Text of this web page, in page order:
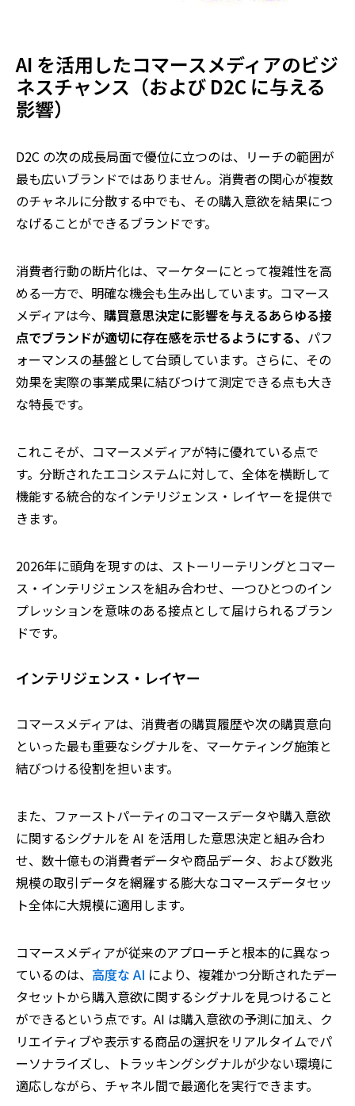
AI を活用したコマースメディアのビジ
ネスチャンス（および D2C に与える
影響）
D2C の次の成長局面で優位に立つのは、リーチの範囲が
最も広いブランドではありません。消費者の関心が複数
のチャネルに分散する中でも、その購入意欲を結果につ
なげることができるブランドです。
消費者行動の断片化は、マーケターにとって複雑性を高
める一方で、明確な機会も生み出しています。コマース
メディアは今、 購買意思決定に影響を与えるあらゆる接
点でブランドが適切に存在感を示せるようにする、 パフ
ォーマンスの基盤として台頭しています。さらに、その
効果を実際の事業成果に結びつけて測定できる点も大き
な特長です。
これこそが、コマースメディアが特に優れている点で
す。分断されたエコシステムに対して、全体を横断して
機能する統合的なインテリジェンス・レイヤーを提供で
きます。
2026年に頭角を現すのは、ストーリーテリングとコマー
ス・インテリジェンスを組み合わせ、一つひとつのイン
プレッションを意味のある接点として届けられるブラン
ドです。
インテリジェンス・レイヤー
コマースメディアは、消費者の購買履歴や次の購買意向
といった最も重要なシグナルを、マーケティング施策と
結びつける役割を担います。
また、ファーストパーティのコマースデータや購入意欲
に関するシグナルを AI を活用した意思決定と組み合わ
せ、数十億もの消費者データや商品データ、および数兆
規模の取引データを網羅する膨大なコマースデータセッ
ト全体に大規模に適用します。
コマースメディアが従来のアプローチと根本的に異なっ
ているのは、 高度な AI により、複雑かつ分断されたデー
タセットから購入意欲に関するシグナルを見つけること
ができるという点です。AI は購入意欲の予測に加え、ク
リエイティブや表示する商品の選択をリアルタイムでパ
ーソナライズし、トラッキングシグナルが少ない環境に
適応しながら、チャネル間で最適化を実行できます。